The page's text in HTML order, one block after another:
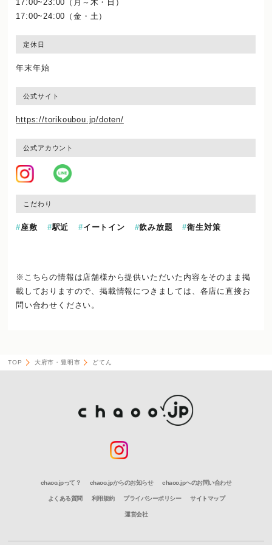
17:00~23:00（月～木・日）
17:00~24:00（金・土）
定休日
年末年始
公式サイト
https://torikoubou.jp/doten/
公式アカウント
こだわり
座敷 駅近 イートイン 飲み放題 衛生対策
※こちらの情報は店舗様から提供いただいた内容をそのまま掲
載しておりますので、掲載情報につきましては、各店に直接お
問い合わせください。
TOP 大府市・豊明市 どてん
chaoo.jpって？ chaoo.jpからのお知らせ chaoo.jpへのお問い合わせ
よくある質問 利用規約 プライバシーポリシー サイトマップ
運営会社